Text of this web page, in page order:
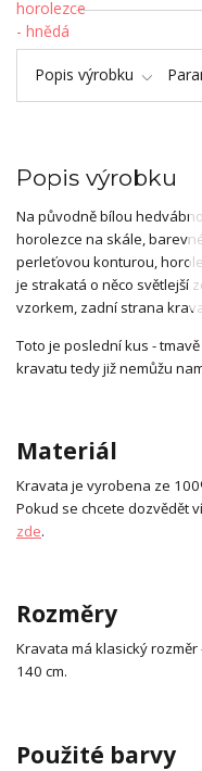
Popis výrobku
Popis výrobku
Na původně bílou
horolezce na skále,
perleťovou konturou,
je strakatá o něco světlejší
vzorkem, zadní strana
Toto je poslední kus -
kravatu tedy již nemůžu
Materiál
Kravata je vyrobena ze
Pokud se chcete dozvědět
zde.
Rozměry
Kravata má klasický rozměr
140 cm.
Použité barvy